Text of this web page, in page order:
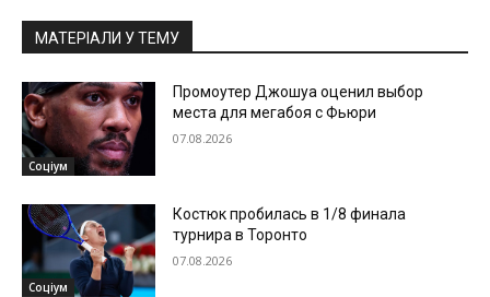
МАТЕРІАЛИ У ТЕМУ
Соціум
Промоутер Джошуа оценил выбор
места для мегабоя с Фьюри
07.08.2026
Соціум
Костюк пробилась в 1/8 финала
турнира в Торонто
07.08.2026